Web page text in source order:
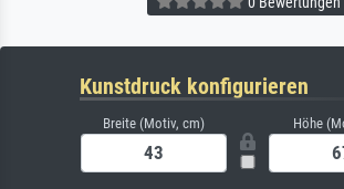
Kunstdruck konfigurieren
Breite (Motiv, cm) Höhe